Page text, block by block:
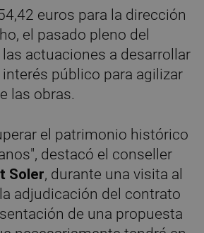
euros para la dirección
el pasado pleno del
actuaciones a desarrollar
público para agilizar
las obras.
el patrimonio histórico
destacó el conseller
Soler, durante una visita al
adjudicación del contrato
de una propuesta